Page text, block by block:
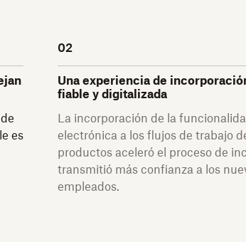
es
02
Una experiencia de
fiable y digitalizada
La incorporación de la
electrónica a los flujos de trabajo
productos aceleró el proceso de
transmitió más confianza a los
empleados.